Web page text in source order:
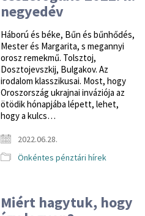
negyedév
Háború és béke, Bűn és bűnhődés,
Mester és Margarita, s megannyi
orosz remekmű. Tolsztoj,
Dosztojevszkij, Bulgakov. Az
irodalom klasszikusai. Most, hogy
Oroszország ukrajnai inváziója az
ötödik hónapjába lépett, lehet,
hogy a kulcs…
2022.06.28.
Önkéntes pénztári hírek
Miért hagytuk, hogy